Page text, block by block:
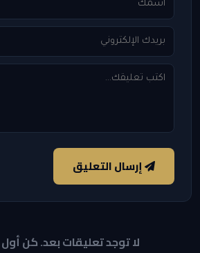
إرسال التعليق
لا توجد تعليقات بعد. كن